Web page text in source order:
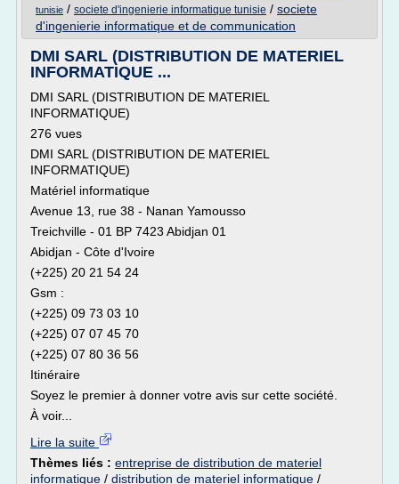
tunisie / societe d'ingenierie informatique tunisie / societe
d'ingenierie informatique et de communication
DMI SARL (DISTRIBUTION DE MATERIEL
INFORMATIQUE ...
DMI SARL (DISTRIBUTION DE MATERIEL
INFORMATIQUE)
276 vues
DMI SARL (DISTRIBUTION DE MATERIEL
INFORMATIQUE)
Matériel informatique
Avenue 13, rue 38 - Nanan Yamousso
Treichville - 01 BP 7423 Abidjan 01
Abidjan - Côte d'Ivoire
(+225) 20 21 54 24
Gsm :
(+225) 09 73 03 10
(+225) 07 07 45 70
(+225) 07 80 36 56
Itinéraire
Soyez le premier à donner votre avis sur cette société.
À voir...
Lire la suite
Thèmes liés : entreprise de distribution de materiel
informatique / distribution de materiel informatique /